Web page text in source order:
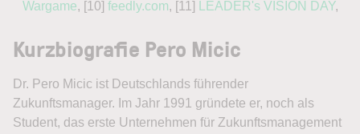
Wargame, [10] feedly.com, [11] LEADER's VISION DAY,
Kurzbiografie Pero Micic
Dr. Pero Micic ist Deutschlands führender
Zukunftsmanager. Im Jahr 1991 gründete er, noch als
Student, das erste Unternehmen für Zukunftsmanagement